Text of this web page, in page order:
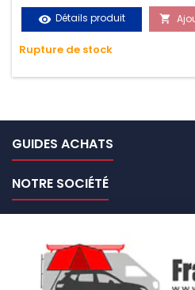
vos chargements pendant le
très résistante aux UV et aux
n'absorbe pas l'eau.
visibility Détails produit 
Rupture de stock
GUIDES ACHATS
NOTRE SOCIÉTÉ
VOTRE COMPTE